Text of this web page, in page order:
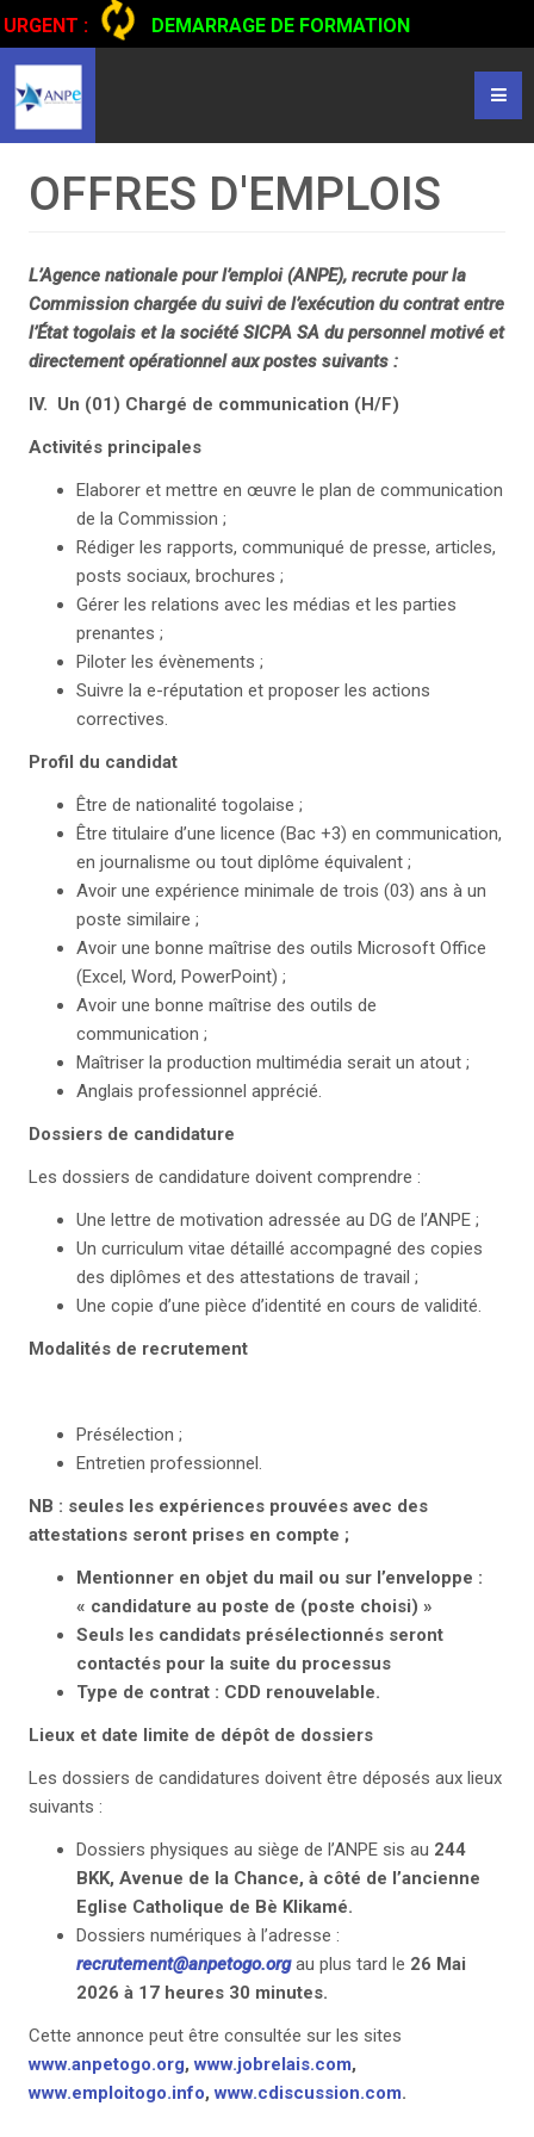
URGENT :
DEMARRAGE DE FORMATION
CERTIFIANTE EN CONDUITE DE CAMIONS...CLIQUER POUR
LIRE
OFFRES D'EMPLOIS
L’Agence nationale pour l’emploi (ANPE), recrute pour la
Commission chargée du suivi de l’exécution du contrat entre
l’État togolais et la société SICPA SA du personnel motivé et
directement opérationnel aux postes suivants :
IV. Un (01) Chargé de communication (H/F)
Activités principales
Elaborer et mettre en œuvre le plan de communication
de la Commission ;
Rédiger les rapports, communiqué de presse, articles,
posts sociaux, brochures ;
Gérer les relations avec les médias et les parties
prenantes ;
Piloter les évènements ;
Suivre la e-réputation et proposer les actions
correctives.
Profil du candidat
Être de nationalité togolaise ;
Être titulaire d’une licence (Bac +3) en communication,
en journalisme ou tout diplôme équivalent ;
Avoir une expérience minimale de trois (03) ans à un
poste similaire ;
Avoir une bonne maîtrise des outils Microsoft Office
(Excel, Word, PowerPoint) ;
Avoir une bonne maîtrise des outils de
communication ;
Maîtriser la production multimédia serait un atout ;
Anglais professionnel apprécié.
Dossiers de candidature
Les dossiers de candidature doivent comprendre :
Une lettre de motivation adressée au DG de l’ANPE ;
Un curriculum vitae détaillé accompagné des copies
des diplômes et des attestations de travail ;
Une copie d’une pièce d’identité en cours de validité.
Modalités de recrutement
Présélection ;
Entretien professionnel.
NB : seules les expériences prouvées avec des
attestations seront prises en compte ;
Mentionner en objet du mail ou sur l’enveloppe :
« candidature au poste de (poste choisi) »
Seuls les candidats présélectionnés seront
contactés pour la suite du processus
Type de contrat : CDD renouvelable.
Lieux et date limite de dépôt de dossiers
Les dossiers de candidatures doivent être déposés aux lieux
suivants :
Dossiers physiques au siège de l’ANPE sis au 244
BKK, Avenue de la Chance, à côté de l’ancienne
Eglise Catholique de Bè Klikamé.
Dossiers numériques à l’adresse :
recrutement@anpetogo.orgau plus tard le 26 Mai
2026 à 17 heures 30 minutes.
Cette annonce peut être consultée sur les sites
www.anpetogo.org,www.jobrelais.com,
www.emploitogo.info,www.cdiscussion.com.